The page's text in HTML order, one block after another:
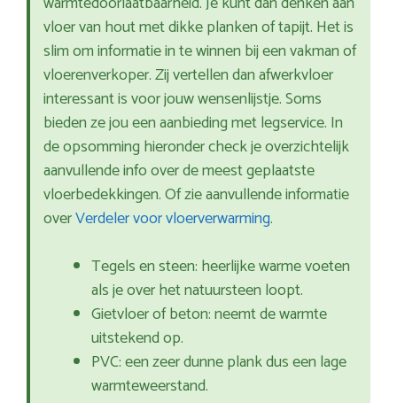
vloer van hout met dikke planken of tapijt. Het is
slim om informatie in te winnen bij een vakman of
vloerenverkoper. Zij vertellen dan afwerkvloer
interessant is voor jouw wensenlijstje. Soms
bieden ze jou een aanbieding met legservice. In
de opsomming hieronder check je overzichtelijk
aanvullende info over de meest geplaatste
vloerbedekkingen. Of zie aanvullende informatie
overVerdeler voor vloerverwarming.
Tegels en steen: heerlijke warme voeten
als je over het natuursteen loopt.
Gietvloer of beton: neemt de warmte
uitstekend op.
PVC: een zeer dunne plank dus een lage
warmteweerstand.